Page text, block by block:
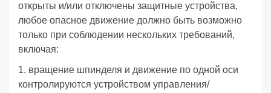
открыты и/или отключены защитные устройства,
любое опасное движение должно быть возможно
только при соблюдении нескольких требований,
включая:
1. вращение шпинделя и движение по одной оси
контролируются устройством управления/